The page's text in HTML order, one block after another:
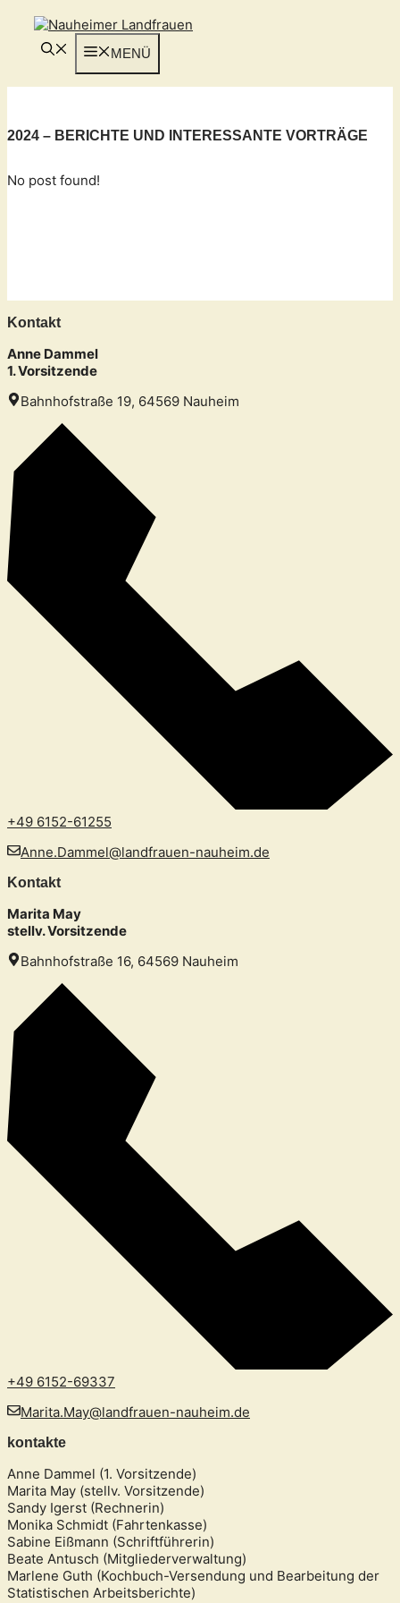
Inhalt
springen
MENÜ
2024 – BERICHTE UND INTERESSANTE VORTRÄGE
No post found!
Kontakt
Anne Dammel
1. Vorsitzende
Bahnhofstraße 19, 64569 Nauheim
+49 6152-61255
Anne.Dammel@landfrauen-nauheim.de
Kontakt
Marita May
stellv. Vorsitzende
Bahnhofstraße 16, 64569 Nauheim
+49 6152-69337
Marita.May@landfrauen-nauheim.de
kontakte
Anne Dammel (1. Vorsitzende)
Marita May (stellv. Vorsitzende)
Sandy Igerst (Rechnerin)
Monika Schmidt (Fahrtenkasse)
Sabine Eißmann (Schriftführerin)
Beate Antusch (Mitgliederverwaltung)
Marlene Guth (Kochbuch-Versendung und Bearbeitung der
Statistischen Arbeitsberichte)